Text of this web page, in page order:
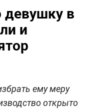
девушку в
и
ему меру
открыто